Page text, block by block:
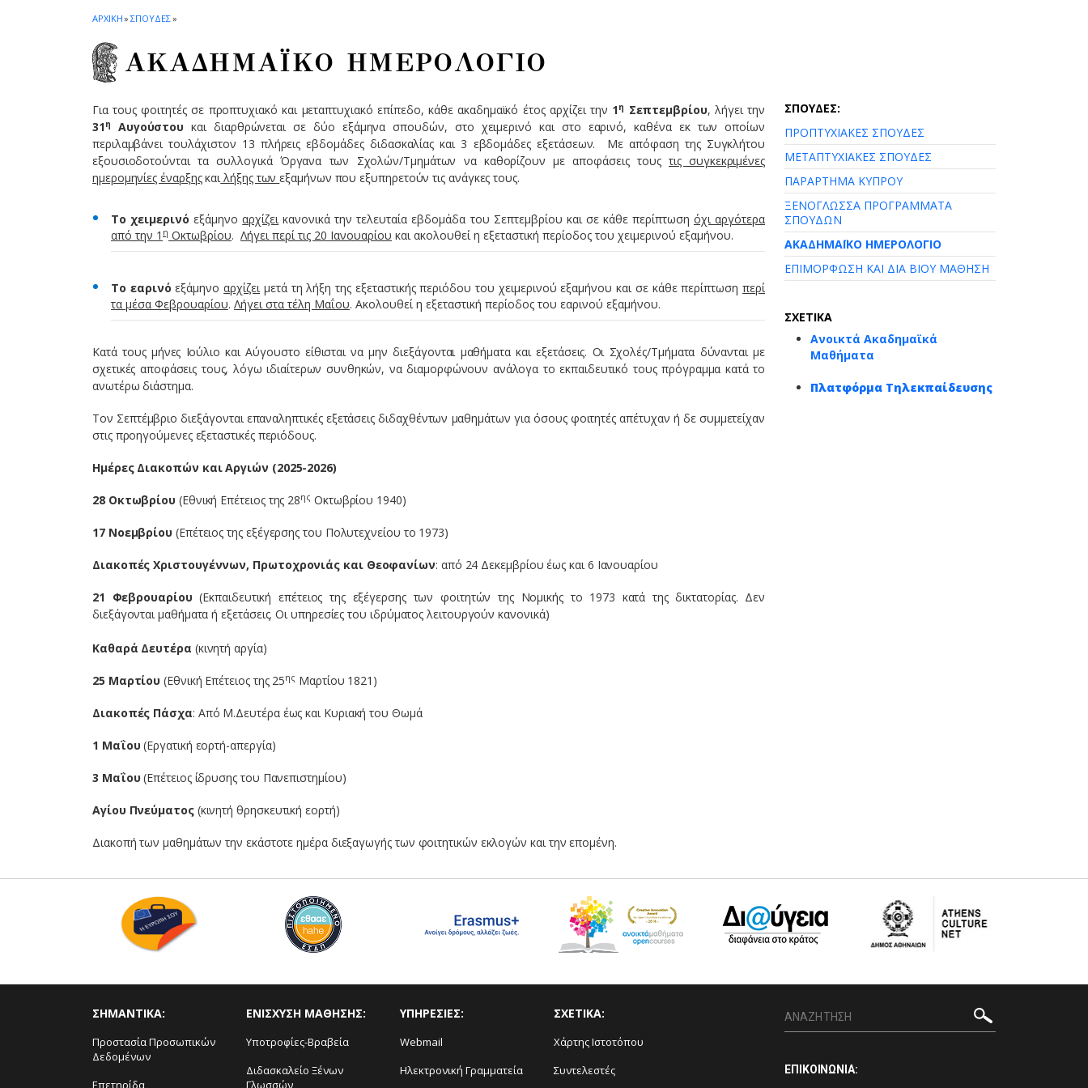
ΑΡΧΙΚΗ» ΣΠΟΥΔΕΣ»
ΑΚΑΔΗΜΑΪΚΟ ΗΜΕΡΟΛΟΓΙΟ
Για τους φοιτητές σε προπτυχιακό και μεταπτυχιακό επίπεδο, κάθε ακαδημαϊκό έτος αρχίζει την 1η Σεπτεμβρίου, λήγει την
31η Αυγούστου και διαρθρώνεται σε δύο εξάμηνα σπουδών, στο χειμερινό και στο εαρινό, καθένα εκ των οποίων
περιλαμβάνει τουλάχιστον 13 πλήρεις εβδομάδες διδασκαλίας και 3 εβδομάδες εξετάσεων. Με απόφαση της Συγκλήτου
εξουσιοδοτούνται τα συλλογικά Όργανα των Σχολών/Τμημάτων να καθορίζουν με αποφάσεις τους τις συγκεκριμένες
ημερομηνίες έναρξηςκαιλήξης τωνεξαμήνων που εξυπηρετούν τις ανάγκες τους.
Το χειμερινό εξάμηνοαρχίζεικανονικά την τελευταία εβδομάδα του Σεπτεμβρίου και σε κάθε περίπτωση όχι αργότερα
από την 1 η Οκτωβρίου. Λήγει περί τις 20 Ιανουαρίου και ακολουθεί η εξεταστική περίοδος του χειμερινού εξαμήνου.
Το εαρινό εξάμηνοαρχίζειμετά τη λήξη της εξεταστικής περιόδου του χειμερινού εξαμήνου και σε κάθε περίπτωσηπερί
τα μέσα Φεβρουαρίου. Λήγει στα τέλη Μαΐου. Ακολουθεί η εξεταστική περίοδος του εαρινού εξαμήνου.
Κατά τους μήνες Ιούλιο και Αύγουστο είθισται να μην διεξάγονται μαθήματα και εξετάσεις. Οι Σχολές/Τμήματα δύνανται με
σχετικές αποφάσεις τους, λόγω ιδιαίτερων συνθηκών, να διαμορφώνουν ανάλογα το εκπαιδευτικό τους πρόγραμμα κατά το
ανωτέρω διάστημα.
Τον Σεπτέμβριο διεξάγονται επαναληπτικές εξετάσεις διδαχθέντων μαθημάτων για όσους φοιτητές απέτυχαν ή δε συμμετείχαν
στις προηγούμενες εξεταστικές περιόδους.
Ημέρες Διακοπών και Αργιών (2025-2026)
28 Οκτωβρίου (Εθνική Επέτειος της 28ης Οκτωβρίου 1940)
17 Νοεμβρίου (Επέτειος της εξέγερσης του Πολυτεχνείου το 1973)
Διακοπές Χριστουγέννων, Πρωτοχρονιάς και Θεοφανίων: από 24 Δεκεμβρίου έως και 6 Ιανουαρίου
21 Φεβρουαρίου (Εκπαιδευτική επέτειος της εξέγερσης των φοιτητών της Νομικής το 1973 κατά της δικτατορίας. Δεν
διεξάγονται μαθήματα ή εξετάσεις. Οι υπηρεσίες του ιδρύματος λειτουργούν κανονικά)
Καθαρά Δευτέρα (κινητή αργία)
25 Μαρτίου (Εθνική Επέτειος της 25ης Μαρτίου 1821)
Διακοπές Πάσχα: Από Μ.Δευτέρα έως και Κυριακή του Θωμά
1 Μαΐου (Εργατική εορτή-απεργία)
3 Μαΐου (Επέτειος ίδρυσης του Πανεπιστημίου)
Αγίου Πνεύματος(κινητή θρησκευτική εορτή)
Διακοπή των μαθημάτων την εκάστοτε ημέρα διεξαγωγής των φοιτητικών εκλογών και την επομένη.
ΣΠΟΥΔΕΣ:
ΠΡΟΠΤΥΧΙΑΚΕΣ ΣΠΟΥΔΕΣ
ΜΕΤΑΠΤΥΧΙΑΚΕΣ ΣΠΟΥΔΕΣ
ΠΑΡΑΡΤΗΜΑ ΚΥΠΡΟΥ
ΞΕΝΟΓΛΩΣΣΑ ΠΡΟΓΡΑΜΜΑΤΑ
ΣΠΟΥΔΩΝ
ΑΚΑΔΗΜΑΪΚΟ ΗΜΕΡΟΛΟΓΙΟ
ΕΠΙΜΟΡΦΩΣΗ ΚΑΙ ΔΙΑ ΒΙΟΥ ΜΑΘΗΣΗ
ΣΧΕΤΙΚΑ
Ανοικτά Ακαδημαϊκά
Μαθήματα
Πλατφόρμα Τηλεκπαίδευσης
ΣΗΜΑΝΤΙΚΑ:
Προστασία Προσωπικών
Δεδομένων
Επετηρίδα
ΕΝΙΣΧΥΣΗ ΜΑΘΗΣΗΣ:
Υποτροφίες-Βραβεία
Διδασκαλείο Ξένων
Γλωσσών
ΥΠΗΡΕΣΙΕΣ:
Webmail
Ηλεκτρονική Γραμματεία
ΣΧΕΤΙΚΑ:
Χάρτης Ιστοτόπου
Συντελεστές
ΕΠΙΚΟΙΝΩΝΙΑ: